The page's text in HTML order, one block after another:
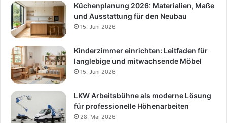
Küchenplanung 2026: Materialien, Maße
und Ausstattung für den Neubau
15. Juni 2026
Kinderzimmer einrichten: Leitfaden für
langlebige und mitwachsende Möbel
15. Juni 2026
LKW Arbeitsbühne als moderne Lösung
für professionelle Höhenarbeiten
28. Mai 2026